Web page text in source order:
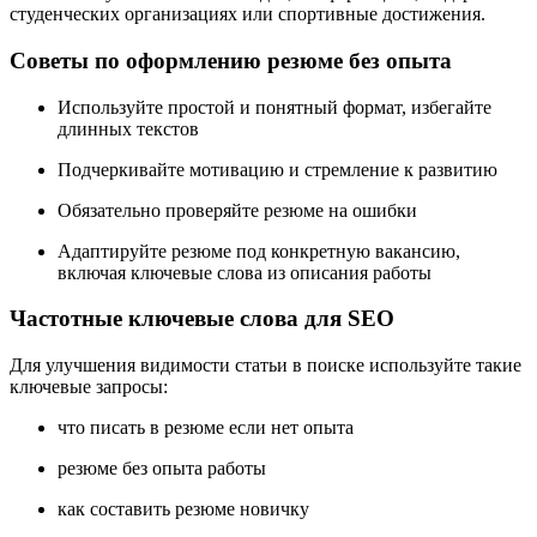
студенческих организациях или спортивные достижения.
Советы по оформлению резюме без опыта
Используйте простой и понятный формат, избегайте
длинных текстов
Подчеркивайте мотивацию и стремление к развитию
Обязательно проверяйте резюме на ошибки
Адаптируйте резюме под конкретную вакансию,
включая ключевые слова из описания работы
Частотные ключевые слова для SEO
Для улучшения видимости статьи в поиске используйте такие
ключевые запросы:
что писать в резюме если нет опыта
резюме без опыта работы
как составить резюме новичку